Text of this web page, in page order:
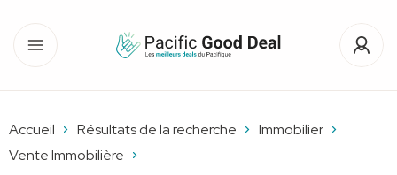
Accueil Résultats de la recherche
Immobilier
Vente Immobilière